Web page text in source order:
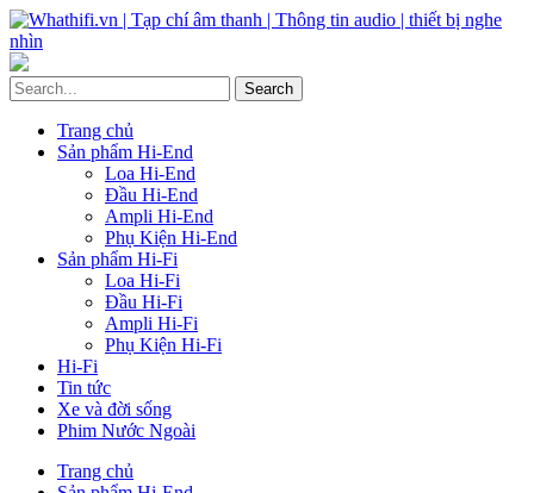
Trang chủ
Sản phẩm Hi-End
Loa Hi-End
Đầu Hi-End
Ampli Hi-End
Phụ Kiện Hi-End
Sản phẩm Hi-Fi
Loa Hi-Fi
Đầu Hi-Fi
Ampli Hi-Fi
Phụ Kiện Hi-Fi
Hi-Fi
Tin tức
Xe và đời sống
Phim Nước Ngoài
Trang chủ